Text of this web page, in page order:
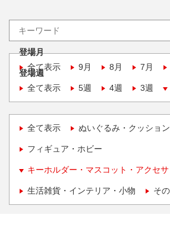
登場月
全て表示
9月 8月 7月
登場週
全て表示
5週 4週 3週
全て表示 ぬいぐるみ・クッション
フィギュア・ホビー
キーホルダー・マスコット・アクセ
生活雑貨・インテリア・小物 そ